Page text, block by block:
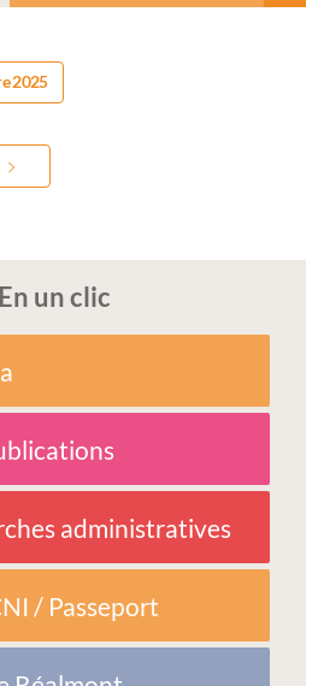
2025
En un clic
administratives
/ Passeport